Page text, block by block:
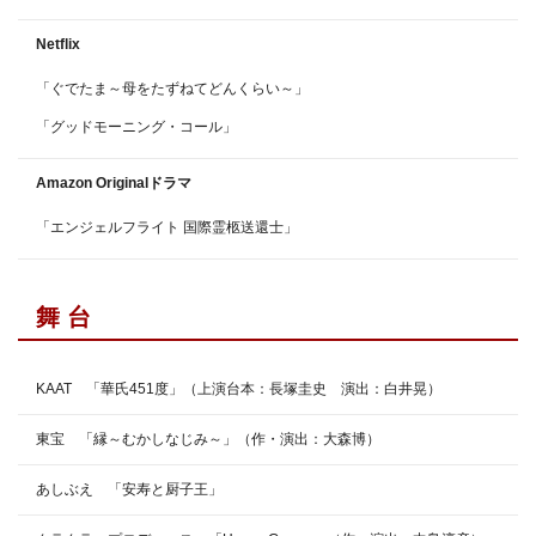
Netflix
「ぐでたま～母をたずねてどんくらい～」
「グッドモーニング・コール」
Amazon Originalドラマ
「エンジェルフライト 国際霊柩送還士」
舞 台
KAAT 「華氏451度」（上演台本：長塚圭史 演出：白井晃）
東宝 「縁～むかしなじみ～」（作・演出：大森博）
あしぶえ 「安寿と厨子王」